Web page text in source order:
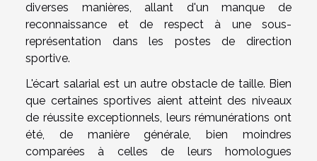
diverses manières, allant d'un manque de
reconnaissance et de respect à une sous-
représentation dans les postes de direction
sportive.
L'écart salarial est un autre obstacle de taille. Bien
que certaines sportives aient atteint des niveaux
de réussite exceptionnels, leurs rémunérations ont
été, de manière générale, bien moindres
comparées à celles de leurs homologues